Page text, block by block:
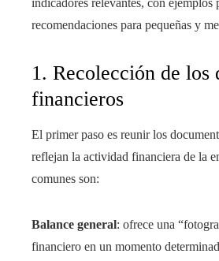
indicadores relevantes, con ejemplos
recomendaciones para pequeñas y
1. Recolección de los
financieros
El primer paso es reunir los
reflejan la actividad financiera de la
comunes son:
Balance general: ofrece una
financiero en un momento